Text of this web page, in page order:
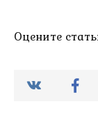
Оцените